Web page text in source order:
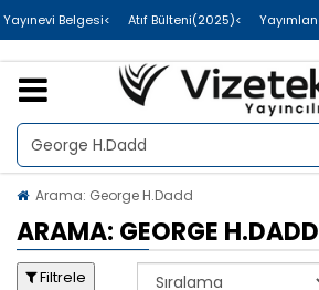
>Atıf Bülteni(2025)
>Uluslararası Yayınevi Belgesi
Arama: George H.Dadd
ARAMA: GEORGE H.DADD
Filtrele